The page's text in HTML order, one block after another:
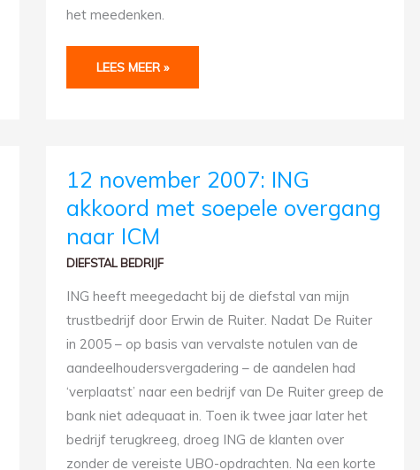
het meedenken.
LEES MEER »
12 november 2007: ING
akkoord met soepele overgang
naar ICM
DIEFSTAL BEDRIJF
ING heeft meegedacht bij de diefstal van mijn
trustbedrijf door Erwin de Ruiter. Nadat De Ruiter
in 2005 – op basis van vervalste notulen van de
aandeelhoudersvergadering – de aandelen had
‘verplaatst’ naar een bedrijf van De Ruiter greep de
bank niet adequaat in. Toen ik twee jaar later het
bedrijf terugkreeg, droeg ING de klanten over
zonder de vereiste UBO-opdrachten. Na een korte
NOVEMBER
ING
AKKOORD
MET
SOEPELE
OVERGANG
NAAR